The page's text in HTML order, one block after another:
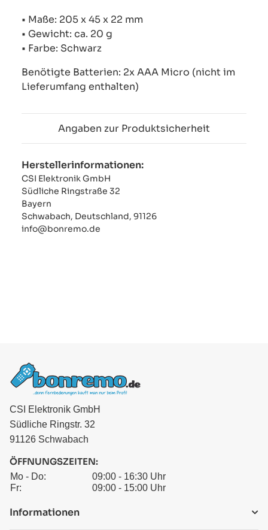
• Maße: 205 x 45 x 22 mm
• Gewicht: ca. 20 g
• Farbe: Schwarz
Benötigte Batterien: 2x AAA Micro (nicht im
Lieferumfang enthalten)
Angaben zur Produktsicherheit
Herstellerinformationen:
CSI Elektronik GmbH
Südliche Ringstraße 32
Bayern
Schwabach, Deutschland, 91126
info@bonremo.de
CSI Elektronik GmbH
Südliche Ringstr. 32
91126 Schwabach
ÖFFNUNGSZEITEN:
Mo - Do:
09:00 - 16:30 Uhr
Fr:
09:00 - 15:00 Uhr
Informationen